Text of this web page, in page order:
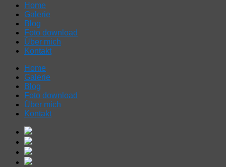
Home
Galerie
Blog
Foto download
Über mich
Kontakt
Home
Galerie
Blog
Foto download
Über mich
Kontakt